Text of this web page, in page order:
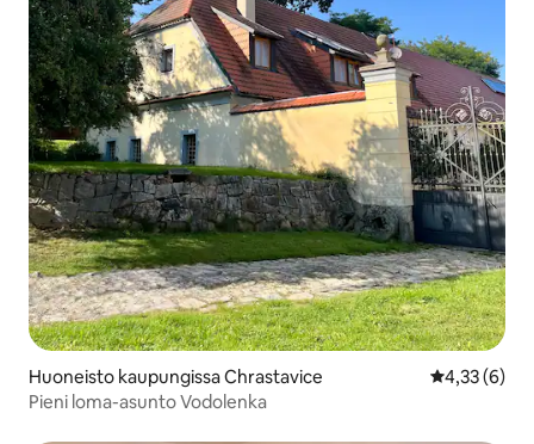
Huoneisto kaupungissa Chrastavice
4,33 (6)
Pieni loma-asunto Vodolenka